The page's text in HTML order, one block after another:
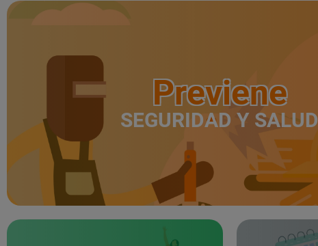
Previene
SEGURIDAD Y SALUD